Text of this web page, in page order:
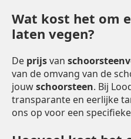
Wat kost het om
laten vegen?
De prijsvan
van de omvang van de
jouwschoorsteen. Bij
transparante en eerlijke
ons op voor een